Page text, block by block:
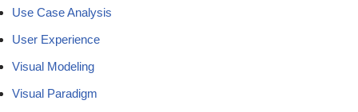
Use Case Analysis
User Experience
Visual Modeling
Visual Paradigm